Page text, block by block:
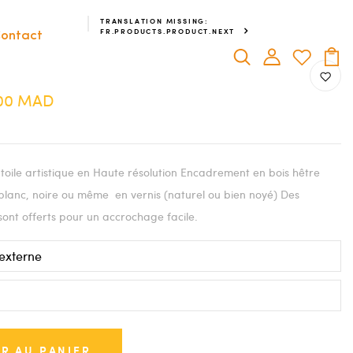
TRANSLATION MISSING:
FR.PRODUCTS.PRODUCT.NEXT
MAD
artistique en Haute résolution Encadrement en bois hêtre
noire ou même en vernis (naturel ou bien noyé) Des
offerts pour un accrochage facile.